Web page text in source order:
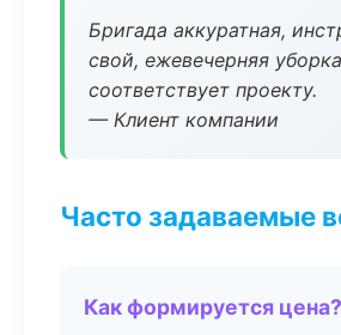
Бригада аккуратная,
свой, ежевечерняя
соответствует проекту.
— Клиент компании
Часто задаваемые
Как формируется цена?